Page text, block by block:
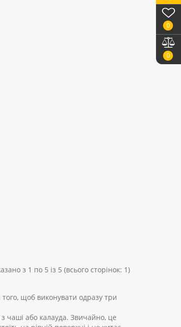
0
0
з 1 по 5 із 5 (всього сторінок: 1)
щоб виконувати одразу три
з чаші або калауда. Звичайно, це